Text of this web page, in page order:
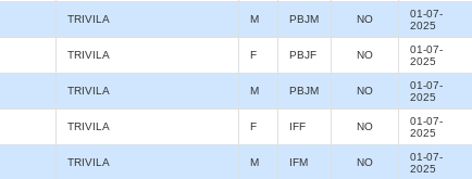
TRIVILA M PBJM NO
01-07-
2025
TRIVILA F PBJF NO
01-07-
2025
TRIVILA M PBJM NO
01-07-
2025
TRIVILA F IFF NO
01-07-
2025
TRIVILA M IFM NO
01-07-
2025